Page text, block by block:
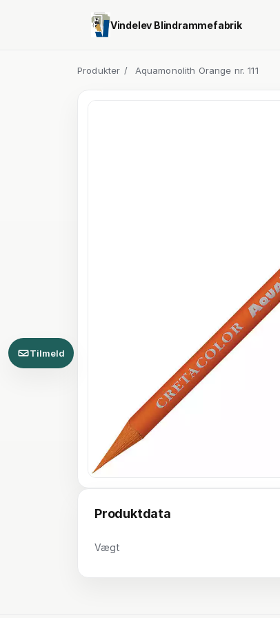
Vindelev Blindrammefabrik
Produkter / Aquamonolith Orange nr. 111
Produktdata
Vægt
Tilmeld